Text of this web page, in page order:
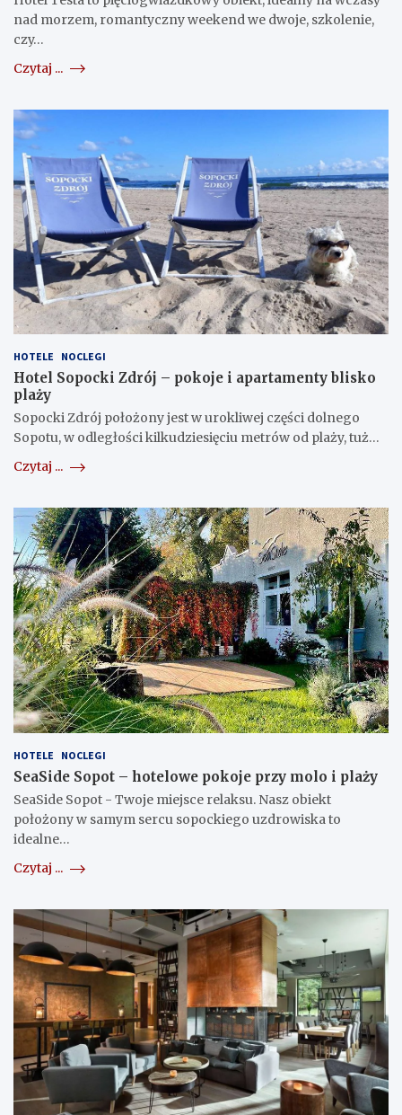
nad morzem, romantyczny weekend we dwoje, szkolenie,
czy…
Czytaj ...
HOTELE NOCLEGI
Hotel Sopocki Zdrój – pokoje i apartamenty blisko
plaży
Sopocki Zdrój położony jest w urokliwej części dolnego
Sopotu, w odległości kilkudziesięciu metrów od plaży, tuż…
Czytaj ...
HOTELE NOCLEGI
SeaSide Sopot – hotelowe pokoje przy molo i plaży
SeaSide Sopot - Twoje miejsce relaksu. Nasz obiekt
położony w samym sercu sopockiego uzdrowiska to
idealne…
Czytaj ...